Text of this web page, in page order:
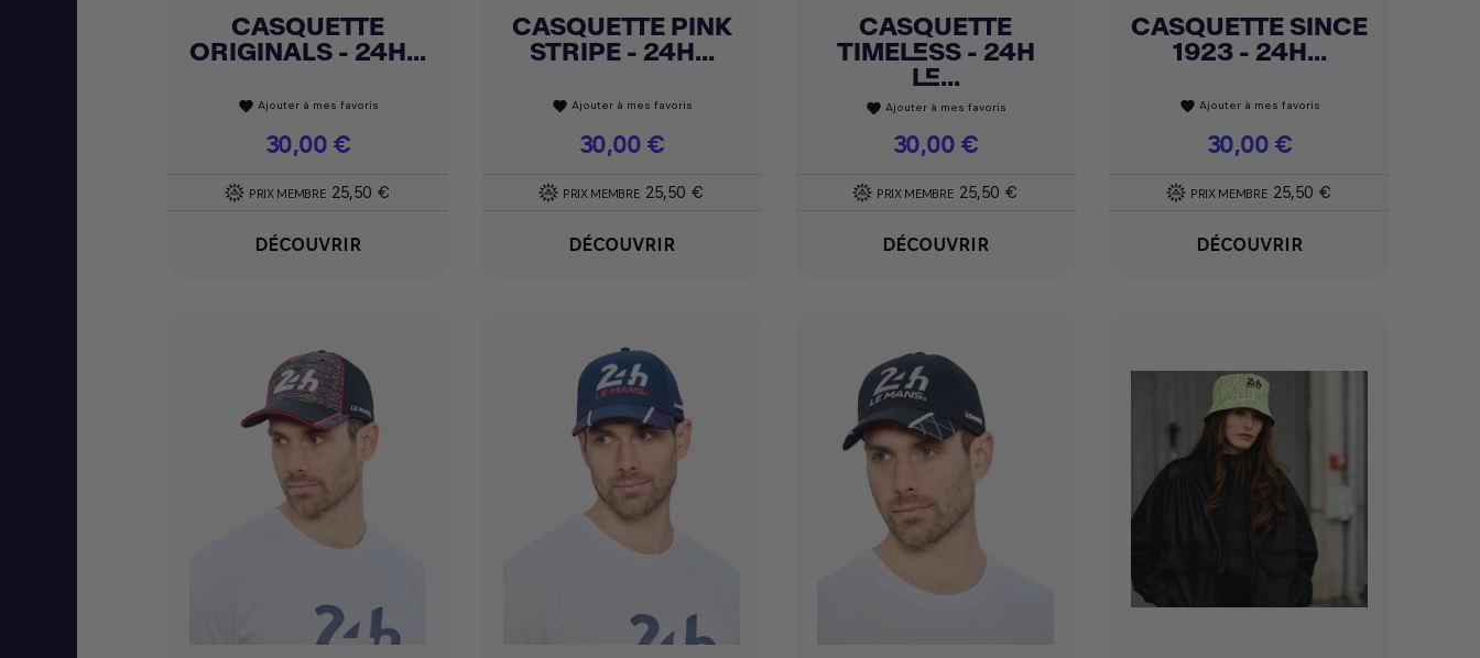
Achat express
CASQUETTE
ORIGINALS - 24H...
favorite Ajouter à mes favoris
Prix
30,00 €
PRIX MEMBRE 25,50 €
DÉCOUVRIR
Achat express
CASQUETTE PINK
STRIPE - 24H...
favorite Ajouter à mes favoris
Prix
30,00 €
PRIX MEMBRE 25,50 €
DÉCOUVRIR
Achat express
CASQUETTE
TIMELESS - 24H
LE...
favorite Ajouter à mes favoris
Prix
30,00 €
PRIX MEMBRE 25,50 €
DÉCOUVRIR
Achat express
CASQUETTE SINCE
1923 - 24H...
favorite Ajouter à mes favoris
Prix
30,00 €
PRIX MEMBRE 25,50 €
DÉCOUVRIR